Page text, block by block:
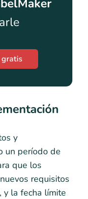
gratis
y
un período de
que los
requisitos
y la fecha límite